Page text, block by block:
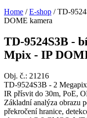
Home / E-shop /TD-
DOME kamera
TD-9524S3B -
Mpix - IP
Obj. č.: 21216
TD-9524S3B - 2
IR přísvit do 30m, PoE,
Základní analýza obrazu
překročení hranice,